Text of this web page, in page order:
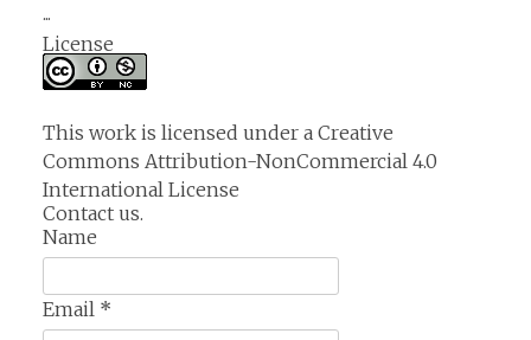
...
License
This work is licensed under a Creative
Commons Attribution-NonCommercial 4.0
International License
Contact us.
Name
Email *